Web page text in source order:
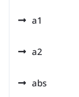
a1
a2
abs